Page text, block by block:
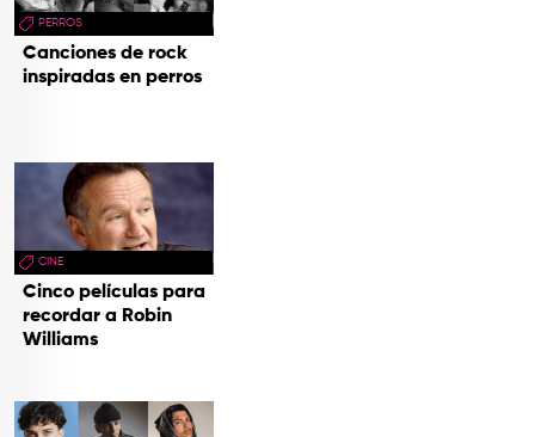
PERROS
Canciones de rock
inspiradas en perros
CINE
Cinco películas para
recordar a Robin
Williams